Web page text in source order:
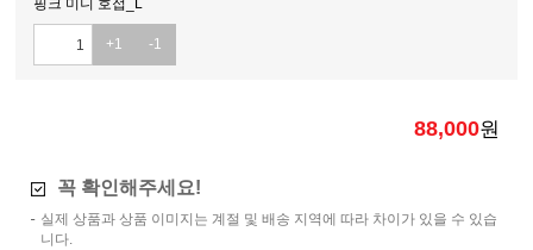
핑크 미니 호접_L
+1 -1
88,000원
꼭 확인해주세요!
실제 상품과 상품 이미지는 계절 및 배송 지역에 따라 차이가 있을 수 있습
니다.